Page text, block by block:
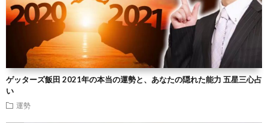
ゲッターズ飯田 2021年の本当の運勢と、あなたの隠れた能力 五星三心占
い
運勢